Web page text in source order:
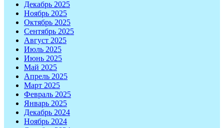
Декабрь 2025
Ноябрь 2025
Октябрь 2025
Сентябрь 2025
Август 2025
Июль 2025
Июнь 2025
Май 2025
Апрель 2025
Март 2025
Февраль 2025
Январь 2025
Декабрь 2024
Ноябрь 2024